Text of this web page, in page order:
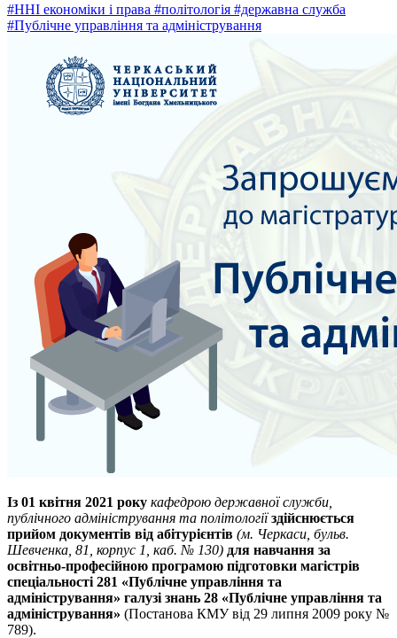
#ННІ економіки і права #політологія #державна служба
#Публічне управління та адміністрування
Із 01 квітня 2021 року кафедрою державної служби,
публічного адміністрування та політологіїздійснюється
прийом документів від абітурієнтів (м. Черкаси, бульв.
Шевченка, 81, корпус 1, каб. № 130) для навчання за
освітньо-професійною програмою підготовки магістрів
спеціальності 281 «Публічне управління та
адміністрування» галузі знань 28 «Публічне управління та
адміністрування» (Постанова КМУ від 29 липня 2009 року №
789).